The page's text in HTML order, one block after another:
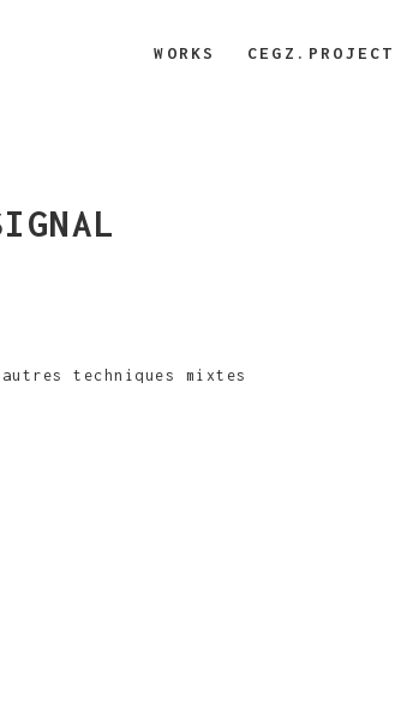
WORKS CEGZ.PROJECT
techniques mixtes